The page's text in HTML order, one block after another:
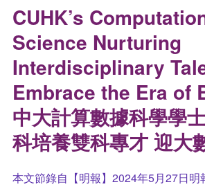
CUHK’s
Science Nurturing
Interdisciplinary
Embrace the Era of
中大計算數據科學學
科培養雙科專才 迎大
本文節錄自【明報】2024年5月27日明